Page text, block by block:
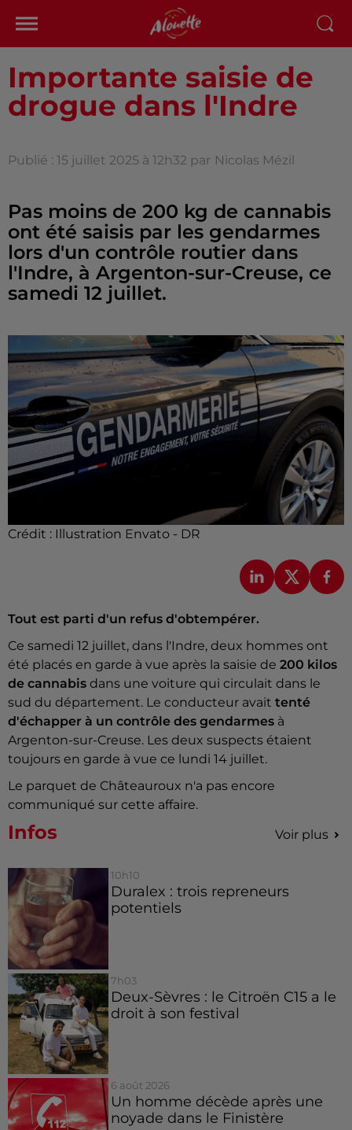
Importante saisie de
drogue dans l'Indre
Publié : 15 juillet 2025 à 12h32 par Nicolas Mézil
Pas moins de 200 kg de cannabis
ont été saisis par les gendarmes
lors d'un contrôle routier dans
l'Indre, à Argenton-sur-Creuse, ce
samedi 12 juillet.
Crédit : Illustration Envato - DR
Tout est parti d'un refus d'obtempérer.
Ce samedi 12 juillet, dans l'Indre, deux hommes ont
été placés en garde à vue après la saisie de 200 kilos
de cannabis dans une voiture qui circulait dans le
sud du département. Le conducteur avait tenté
d'échapper à un contrôle des gendarmes à
Argenton-sur-Creuse. Les deux suspects étaient
toujours en garde à vue ce lundi 14 juillet.
Le parquet de Châteauroux n'a pas encore
communiqué sur cette affaire.
Infos Voir plus
10h10
Duralex : trois repreneurs
potentiels
7h03
Deux-Sèvres : le Citroën C15 a le
droit à son festival
6 août 2026
Un homme décède après une
noyade dans le Finistère